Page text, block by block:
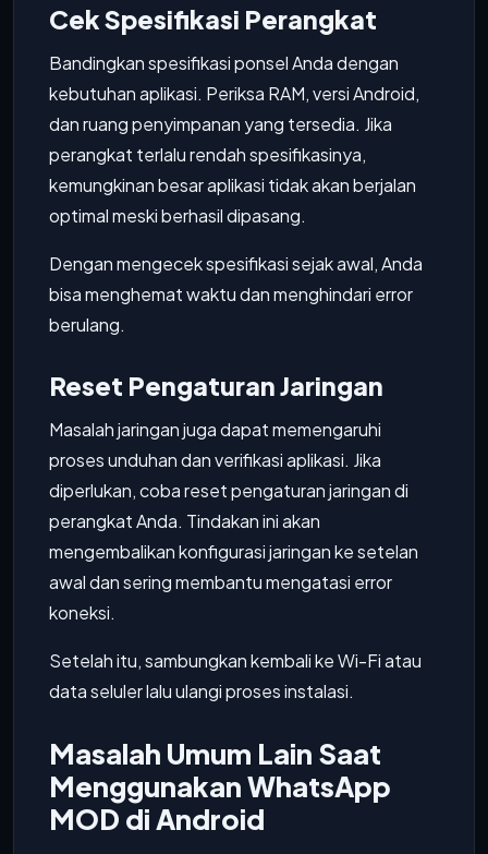
Cek Spesifikasi Perangkat
Bandingkan spesifikasi ponsel Anda dengan
kebutuhan aplikasi. Periksa RAM, versi Android,
dan ruang penyimpanan yang tersedia. Jika
perangkat terlalu rendah spesifikasinya,
kemungkinan besar aplikasi tidak akan berjalan
optimal meski berhasil dipasang.
Dengan mengecek spesifikasi sejak awal, Anda
bisa menghemat waktu dan menghindari error
berulang.
Reset Pengaturan Jaringan
Masalah jaringan juga dapat memengaruhi
proses unduhan dan verifikasi aplikasi. Jika
diperlukan, coba reset pengaturan jaringan di
perangkat Anda. Tindakan ini akan
mengembalikan konfigurasi jaringan ke setelan
awal dan sering membantu mengatasi error
koneksi.
Setelah itu, sambungkan kembali ke Wi-Fi atau
data seluler lalu ulangi proses instalasi.
Masalah Umum Lain Saat
Menggunakan WhatsApp
MOD di Android